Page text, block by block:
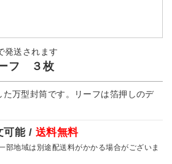
発送されます
フ ３枚
万型封筒です。リーフは箔押しのデ
可能 / 送料無料
地域は別途配送料がかかる場合がございま